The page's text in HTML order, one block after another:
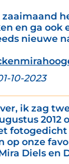
en ga ook
nieuwe
10-2023
ik zag
2012
op onze
Diels en